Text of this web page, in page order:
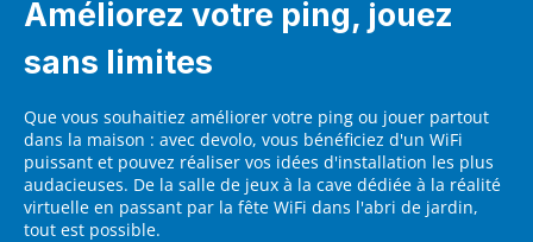
Améliorez votre ping, jouez
sans limites
Que vous souhaitiez améliorer votre ping ou jouer partout
dans la maison : avec devolo, vous bénéficiez d'un WiFi
puissant et pouvez réaliser vos idées d'installation les plus
audacieuses. De la salle de jeux à la cave dédiée à la réalité
virtuelle en passant par la fête WiFi dans l'abri de jardin,
tout est possible.